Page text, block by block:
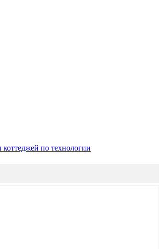
по технологии